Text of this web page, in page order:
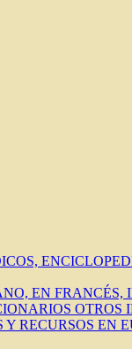
EN FRANCÉS,
OTROS
RECURSOS EN